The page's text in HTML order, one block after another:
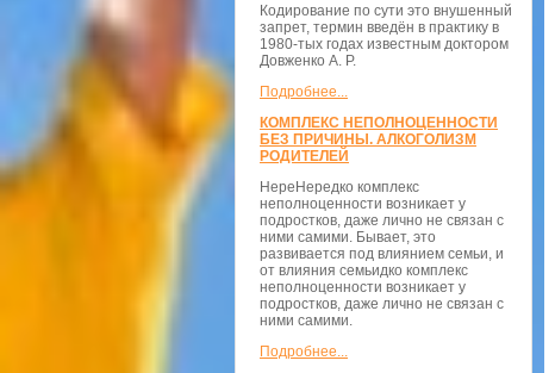
Кодирование по сути это внушенный
запрет, термин введён в практику в
1980-тых годах известным доктором
Довженко А. Р.
Подробнее...
КОМПЛЕКС НЕПОЛНОЦЕННОСТИ
БЕЗ ПРИЧИНЫ. АЛКОГОЛИЗМ
РОДИТЕЛЕЙ
НереНередко комплекс
неполноценности возникает у
подростков, даже лично не связан с
ними самими. Бывает, это
развивается под влиянием семьи, и
от влияния семьидко комплекс
неполноценности возникает у
подростков, даже лично не связан с
ними самими.
Подробнее...